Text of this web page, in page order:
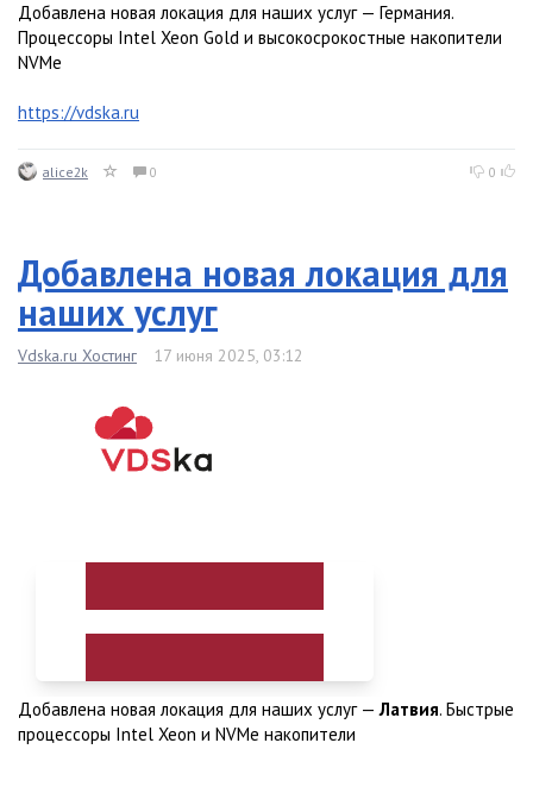
Добавлена новая локация для наших услуг — Германия.
Процессоры Intel Xeon Gold и высокосрокостные накопители
NVMe
https://vdska.ru
alice2k 0 0
Добавлена новая локация для
наших услуг
Vdska.ru Хостинг 17 июня 2025, 03:12
Добавлена новая локация для наших услуг —Латвия. Быстрые
процессоры Intel Xeon и NVMe накопители